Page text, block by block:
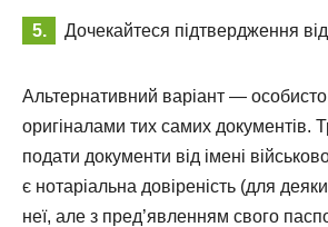
Дочекайтеся підтвердження
Альтернативний варіант — особисто
оригіналами тих самих документів.
подати документи від імені
є нотаріальна довіреність (для
неї, але з пред’явленням свого